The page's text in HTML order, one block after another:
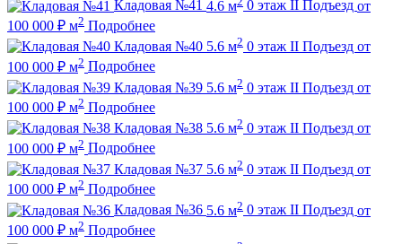
Кладовая №41 4.6 м 0 этаж II Подъезд от
100 000 ₽ м2 Подробнее
Кладовая №40 5.6 м2 0 этаж II Подъезд от
100 000 ₽ м2 Подробнее
Кладовая №39 5.6 м2 0 этаж II Подъезд от
100 000 ₽ м2 Подробнее
Кладовая №38 5.6 м2 0 этаж II Подъезд от
100 000 ₽ м2 Подробнее
Кладовая №37 5.6 м2 0 этаж II Подъезд от
100 000 ₽ м2 Подробнее
Кладовая №36 5.6 м2 0 этаж II Подъезд от
100 000 ₽ м2 Подробнее